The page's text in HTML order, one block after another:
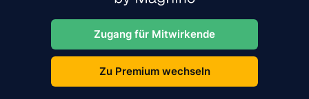
Zugang für Mitwirkende
Zu Premium wechseln